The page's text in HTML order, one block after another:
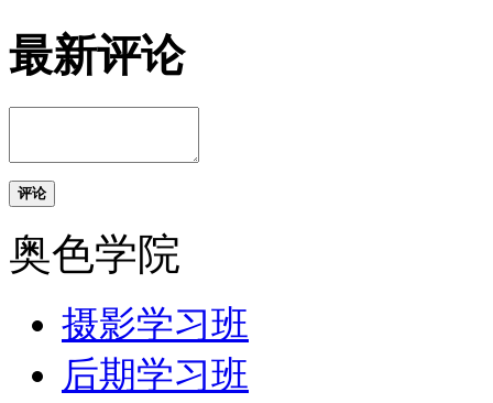
最新评论
评论
奥色学院
摄影学习班
后期学习班